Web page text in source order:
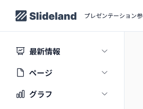
プレゼンテーション
最新情報
ページ
グラフ